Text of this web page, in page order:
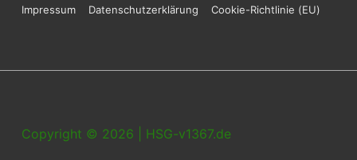
Footer
Impressum Datenschutzerklärung Cookie-Richtlinie (EU)
Copyright © 2026 | HSG-v1367.de